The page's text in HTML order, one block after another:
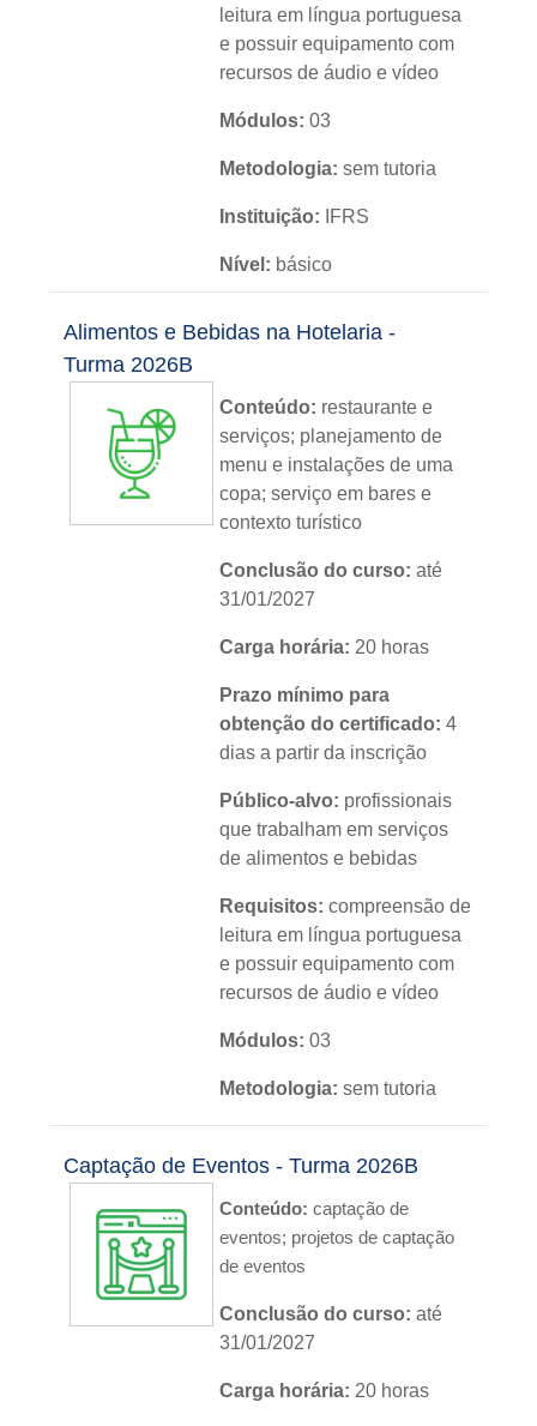
leitura em língua portuguesa
e possuir equipamento com
recursos de áudio e vídeo
Módulos: 03
Metodologia: sem tutoria
Instituição: IFRS
Nível: básico
Alimentos e Bebidas na Hotelaria -
Turma 2026B
Conteúdo: restaurante e
serviços; planejamento de
menu e instalações de uma
copa; serviço em bares e
contexto turístico
Conclusão do curso: até
31/01/2027
Carga horária: 20 horas
Prazo mínimo para
obtenção do certificado: 4
dias a partir da inscrição
Público-alvo: profissionais
que trabalham em serviços
de alimentos e bebidas
Requisitos: compreensão de
leitura em língua portuguesa
e possuir equipamento com
recursos de áudio e vídeo
Módulos: 03
Metodologia: sem tutoria
Idioma: português
Captação de Eventos - Turma 2026B
Conteúdo:captação de
eventos; projetos de captação
de eventos
Conclusão do curso: até
31/01/2027
Carga horária: 20 horas